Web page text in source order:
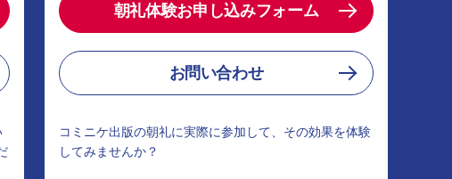
朝礼体験お申し込みフォーム
お問い合わせ
コミニケ出版の朝礼に実際に参加して、その効果を体験
してみませんか？